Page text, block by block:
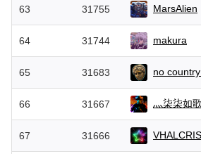
63 31755 MarsAlien
64 31744 makura
65 31683 no
66 31667 灬柒柒如
67 31666